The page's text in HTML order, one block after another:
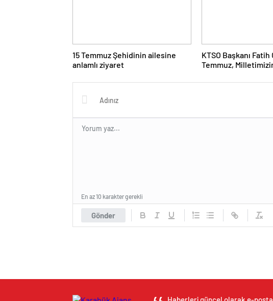
15 Temmuz Şehidinin ailesine
anlamlı ziyaret
KTSO Başkanı Fatih
Temmuz,
Gösterdiği Gündür”
Gönder
En az 10 karakter gerekli